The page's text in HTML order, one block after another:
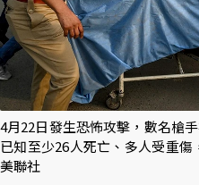
4月22日發生恐怖攻擊，數名槍
已知至少26人死亡、多人受重
美聯社